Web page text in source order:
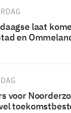
laat
en
voor